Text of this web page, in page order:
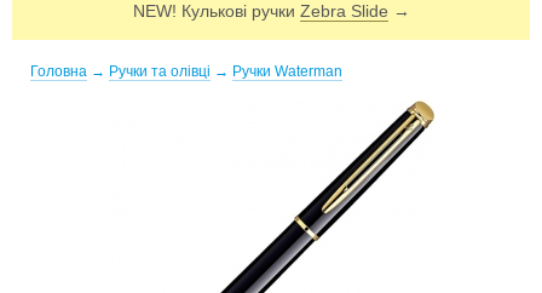
NEW! Кулькові ручки Zebra Slide →
Головна → Ручки та олівці → Ручки Waterman